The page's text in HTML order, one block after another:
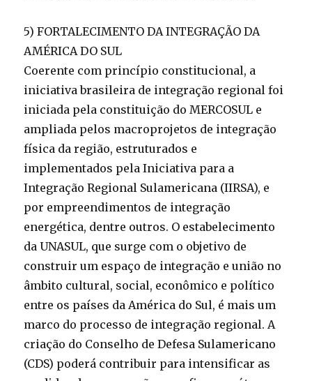
5) FORTALECIMENTO DA INTEGRAÇÃO DA
AMÉRICA DO SUL
Coerente com princípio constitucional, a
iniciativa brasileira de integração regional foi
iniciada pela constituição do MERCOSUL e
ampliada pelos macroprojetos de integração
física da região, estruturados e
implementados pela Iniciativa para a
Integração Regional Sulamericana (IIRSA), e
por empreendimentos de integração
energética, dentre outros. O estabelecimento
da UNASUL, que surge com o objetivo de
construir um espaço de integração e união no
âmbito cultural, social, econômico e político
entre os países da América do Sul, é mais um
marco do processo de integração regional. A
criação do Conselho de Defesa Sulamericano
(CDS) poderá contribuir para intensificar as